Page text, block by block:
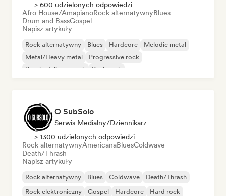
> 600 udzielonych odpowiedzi
Afro House/AmapianoRock alternatywnyBlues
Drum and BassGospel
Napisz artykuły
Rock alternatywny Blues Hardcore
Melodic metal
Metal/Heavy metal
Progressive rock
Psychedeliczny rock
Punk rock
O SubSolo
Serwis Medialny/Dziennikarz
> 1300 udzielonych odpowiedzi
Rock alternatywnyAmericanaBluesColdwave
Death/Thrash
Napisz artykuły
Rock alternatywny Blues Coldwave
Death/Thrash
Rock elektroniczny
Gospel Hardcore Hard rock